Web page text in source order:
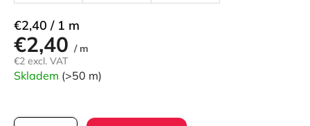
€2,40 / m
€2 excl. VAT
Measure
price:
€2,40 / 1 m
Skladem (>50 m)